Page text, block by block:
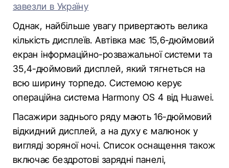
завезли в Україну
Однак, найбільше увагу привертають велика
кількість дисплеїв. Автівка має 15,6-дюймовий
екран інформаційно-розважальної системи та
35,4-дюймовий дисплей, який тягнеться на
всю ширину торпедо. Системою керує
операційна система Harmony OS 4 від Huawei.
Пасажири заднього ряду мають 16-дюймовий
відкидний дисплей, а на духу є малюнок у
вигляді зоряної ночі. Список оснащення також
включає бездротові зарядні панелі,